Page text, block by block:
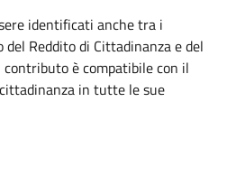
identificati anche tra i
Reddito di Cittadinanza e del
contributo è compatibile con il
in tutte le sue